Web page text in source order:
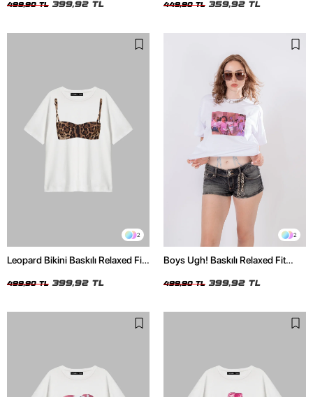
499,90 TL 399,92 TL 449,90 TL 359,92 TL
2
Leopard Bikini Baskılı Relaxed Fit
499,90 TL 399,92 TL
2
Boys Ugh! Baskılı Relaxed Fit
499,90 TL 399,92 TL